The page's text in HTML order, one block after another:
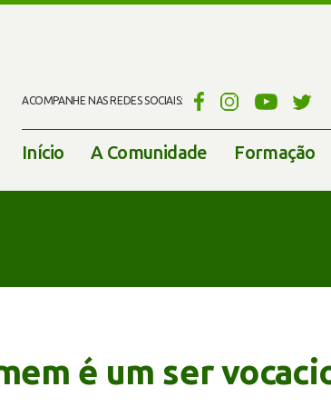
ACOMPANHE NAS REDES SOCIAIS:
Início A Comunidade Formação
é um ser